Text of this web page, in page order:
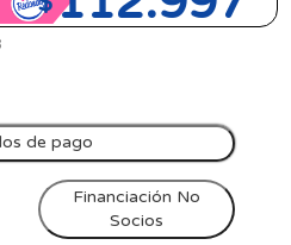
de pago
Financiación No
Socios